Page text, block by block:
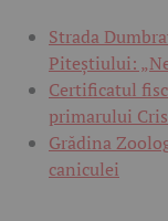
Strada
Piteștiului:
Certificatul
primarului
Grădina
caniculei